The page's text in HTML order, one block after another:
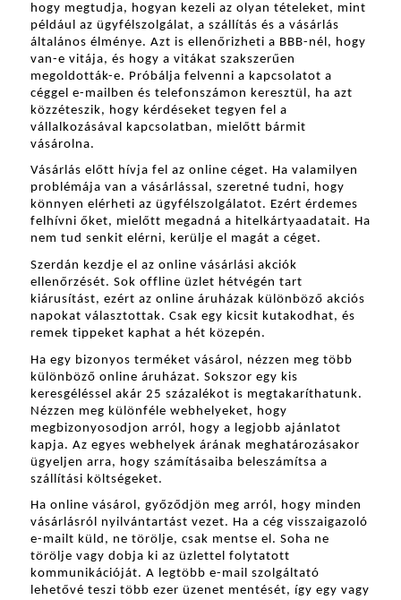
hogy megtudja, hogyan kezeli az olyan tételeket, mint
például az ügyfélszolgálat, a szállítás és a vásárlás
általános élménye. Azt is ellenőrizheti a BBB-nél, hogy
van-e vitája, és hogy a vitákat szakszerűen
megoldották-e. Próbálja felvenni a kapcsolatot a
céggel e-mailben és telefonszámon keresztül, ha azt
közzéteszik, hogy kérdéseket tegyen fel a
vállalkozásával kapcsolatban, mielőtt bármit
vásárolna.
Vásárlás előtt hívja fel az online céget. Ha valamilyen
problémája van a vásárlással, szeretné tudni, hogy
könnyen elérheti az ügyfélszolgálatot. Ezért érdemes
felhívni őket, mielőtt megadná a hitelkártyaadatait. Ha
nem tud senkit elérni, kerülje el magát a céget.
Szerdán kezdje el az online vásárlási akciók
ellenőrzését. Sok offline üzlet hétvégén tart
kiárusítást, ezért az online áruházak különböző akciós
napokat választottak. Csak egy kicsit kutakodhat, és
remek tippeket kaphat a hét közepén.
Ha egy bizonyos terméket vásárol, nézzen meg több
különböző online áruházat. Sokszor egy kis
keresgéléssel akár 25 százalékot is megtakaríthatunk.
Nézzen meg különféle webhelyeket, hogy
megbizonyosodjon arról, hogy a legjobb ajánlatot
kapja. Az egyes webhelyek árának meghatározásakor
ügyeljen arra, hogy számításaiba beleszámítsa a
szállítási költségeket.
Ha online vásárol, győződjön meg arról, hogy minden
vásárlásról nyilvántartást vezet. Ha a cég visszaigazoló
e-mailt küld, ne törölje, csak mentse el. Soha ne
törölje vagy dobja ki az üzlettel folytatott
kommunikációját. A legtöbb e-mail szolgáltató
lehetővé teszi több ezer üzenet mentését, így egy vagy